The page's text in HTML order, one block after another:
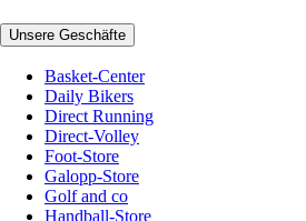
Unsere Geschäfte
Basket-Center
Daily Bikers
Direct Running
Direct-Volley
Foot-Store
Galopp-Store
Golf and co
Handball-Store